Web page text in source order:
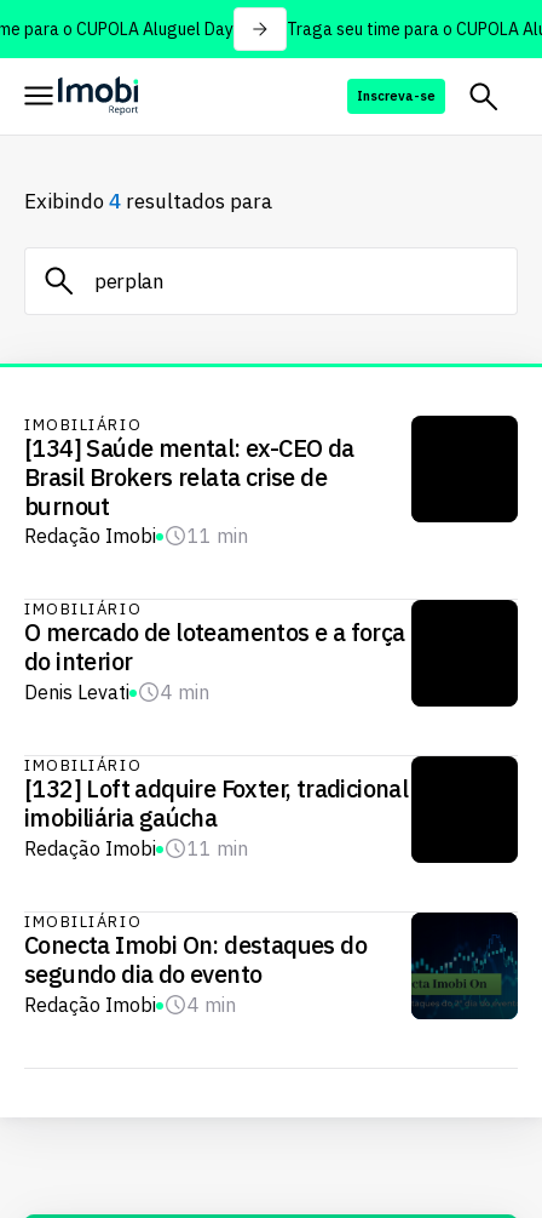
para o CUPOLA Aluguel Day Traga seu time para o CUPOLA
Inscreva-se
Exibindo4 resultados para
IMOBILIÁRIO
[134] Saúde mental: ex-CEO da
Brasil Brokers relata crise de
burnout
Redação Imobi 11 min
IMOBILIÁRIO
O mercado de loteamentos e a força
do interior
Denis Levati 4 min
IMOBILIÁRIO
[132] Loft adquire Foxter, tradicional
imobiliária gaúcha
Redação Imobi 11 min
IMOBILIÁRIO
Conecta Imobi On: destaques do
segundo dia do evento
Redação Imobi 4 min